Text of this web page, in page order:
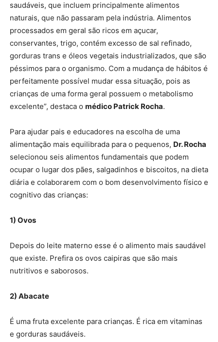
saudáveis, que incluem principalmente alimentos
naturais, que não passaram pela indústria. Alimentos
processados em geral são ricos em açucar,
conservantes, trigo, contém excesso de sal refinado,
gorduras trans e óleos vegetais industrializados, que são
péssimos para o organismo. Com a mudança de hábitos é
perfeitamente possível mudar essa situação, pois as
crianças de uma forma geral possuem o metabolismo
excelente”, destaca o médico Patrick Rocha.
Para ajudar pais e educadores na escolha de uma
alimentação mais equilibrada para o pequenos, Dr. Rocha
selecionou seis alimentos fundamentais que podem
ocupar o lugar dos pães, salgadinhos e biscoitos, na dieta
diária e colaborarem com o bom desenvolvimento físico e
cognitivo das crianças:
1) Ovos
Depois do leite materno esse é o alimento mais saudável
que existe. Prefira os ovos caipiras que são mais
nutritivos e saborosos.
2) Abacate
É uma fruta excelente para crianças. É rica em vitaminas
e gorduras saudáveis.